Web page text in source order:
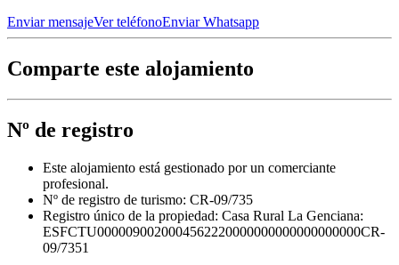
Enviar mensajeVer teléfonoEnviar Whatsapp
Comparte este alojamiento
Nº de registro
Este alojamiento está gestionado por un comerciante
profesional.
Nº de registro de turismo: CR-09/735
Registro único de la propiedad: Casa Rural La Genciana:
ESFCTU0000090020004562220000000000000000000CR-
09/7351